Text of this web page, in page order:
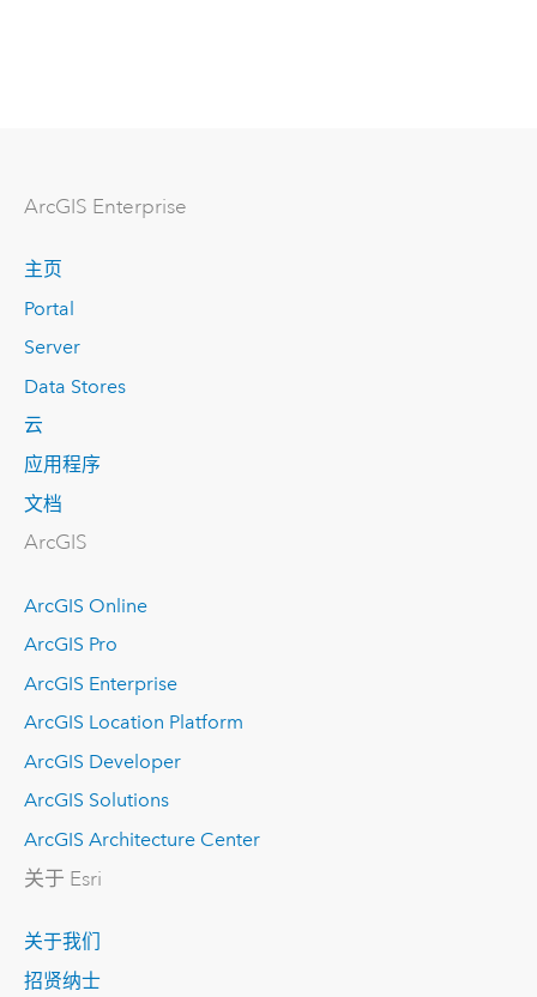
ArcGIS Enterprise
主页
Portal
Server
Data Stores
云
应用程序
文档
ArcGIS
ArcGIS Online
ArcGIS Pro
ArcGIS Enterprise
ArcGIS Location Platform
ArcGIS Developer
ArcGIS Solutions
ArcGIS Architecture Center
关于 Esri
关于我们
招贤纳士